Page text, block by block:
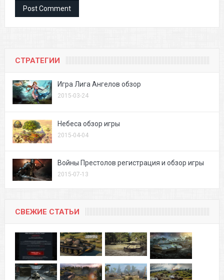
СТРАТЕГИИ
Игра Лига Ангелов обзор
2015-03-24
Небеса обзор игры
2015-04-04
Войны Престолов регистрация и обзор игры
2015-07-13
СВЕЖИЕ СТАТЬИ